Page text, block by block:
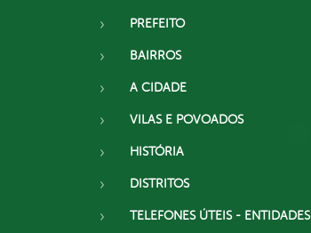
PREFEITO
BAIRROS
A CIDADE
VILAS E POVOADOS
HISTÓRIA
DISTRITOS
TELEFONES ÚTEIS - ENTIDADES